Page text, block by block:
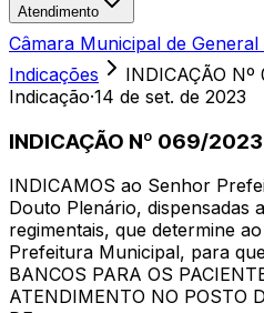
Atendimento
Câmara Municipal de General
Indicações
INDICAÇÃO Nº
Indicação·14 de set. de 2023
INDICAÇÃO Nº 069/2023
INDICAMOS ao Senhor
Douto Plenário, dispensadas
regimentais, que determine
Prefeitura Municipal, para
BANCOS PARA OS
ATENDIMENTO NO POSTO